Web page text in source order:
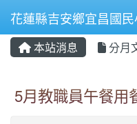
花蓮縣吉安鄉宜昌國
本站消息 分月
5月教職員午餐用